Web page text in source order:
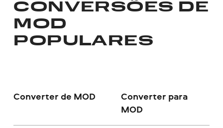
CONVERSÕES DE
MOD
POPULARES
Converter de MOD
Converter para
MOD